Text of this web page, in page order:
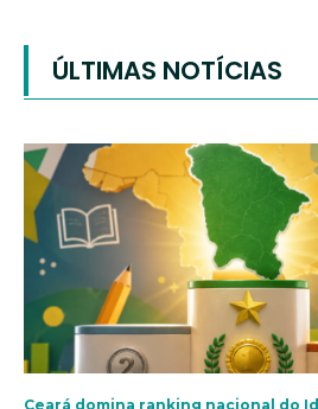
ÚLTIMAS NOTÍCIAS
Ceará domina ranking nacional do